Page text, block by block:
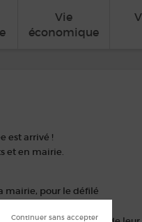
Vie
économique
est arrivé !
et en mairie.
mairie, pour le défilé